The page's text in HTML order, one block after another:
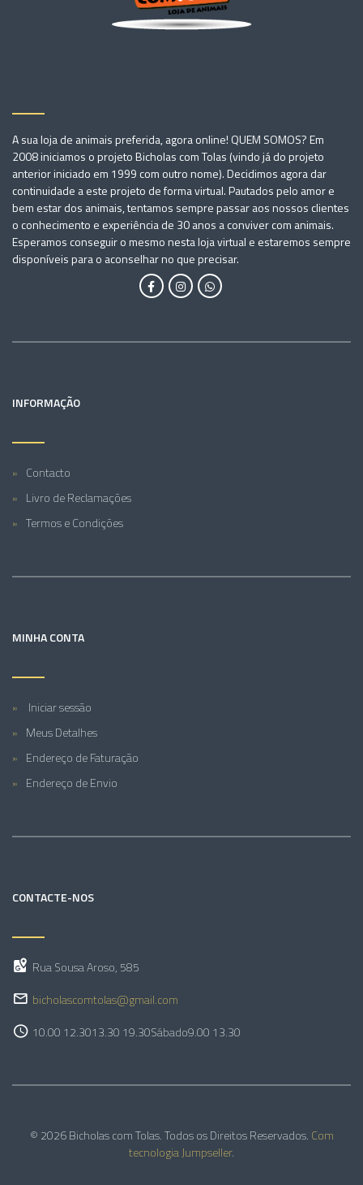
A sua loja de animais preferida, agora online! QUEM SOMOS? Em
2008 iniciamos o projeto Bicholas com Tolas (vindo já do projeto
anterior iniciado em 1999 com outro nome). Decidimos agora dar
continuidade a este projeto de forma virtual. Pautados pelo amor e
bem estar dos animais, tentamos sempre passar aos nossos clientes
o conhecimento e experiência de 30 anos a conviver com animais.
Esperamos conseguir o mesmo nesta loja virtual e estaremos sempre
disponíveis para o aconselhar no que precisar.
INFORMAÇÃO
Contacto
Livro de Reclamações
Termos e Condições
MINHA CONTA
Iniciar sessão
Meus Detalhes
Endereço de Faturação
Endereço de Envio
CONTACTE-NOS
Rua Sousa Aroso, 585
bicholascomtolas@gmail.com
10.00 12.3013.30 19.30Sábado9.00 13.30
© 2026 Bicholas com Tolas. Todos os Direitos Reservados. Com
tecnologia Jumpseller.